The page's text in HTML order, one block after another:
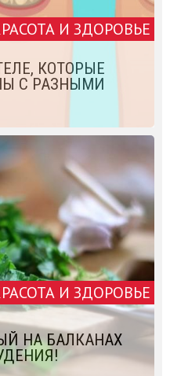
И ЗДОРОВЬЕ
КОТОРЫЕ
С РАЗНЫМИ
И ЗДОРОВЬЕ
НА БАЛКАНАХ